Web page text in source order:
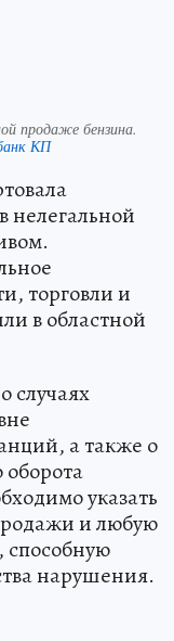
продаже бензина.
КП
нелегальной
торговли и
в областной
случаях
а также о
оборота
указать
и любую
нарушения.